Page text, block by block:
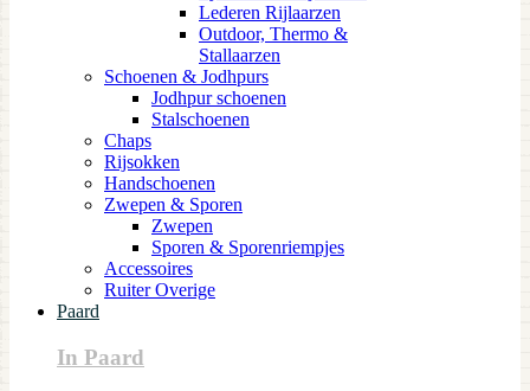
Lederen Rijlaarzen
Outdoor, Thermo &
Stallaarzen
Schoenen & Jodhpurs
Jodhpur schoenen
Stalschoenen
Chaps
Rijsokken
Handschoenen
Zwepen & Sporen
Zwepen
Sporen & Sporenriempjes
Accessoires
Ruiter Overige
Paard
In Paard